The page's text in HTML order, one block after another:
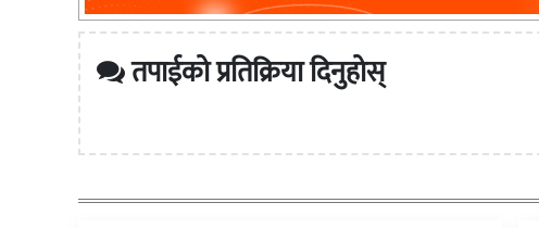
तपाईको प्रतिक्रिया दिनुहोस्